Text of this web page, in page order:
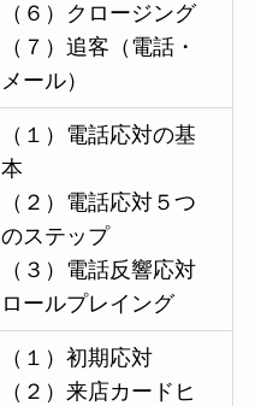
（６）クロージング
（７）追客（電話・
メール）
（１）電話応対の基
本
（２）電話応対５つ
のステップ
（３）電話反響応対
ロールプレイング
（１）初期応対
（２）来店カードヒ